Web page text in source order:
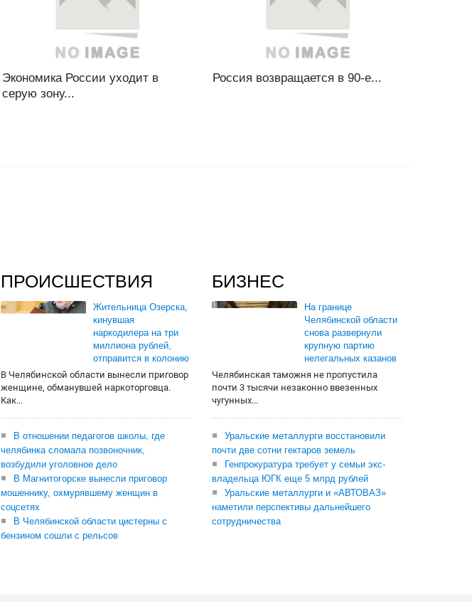
Экономика России уходит в
серую зону...
Россия возвращается в 90-е...
ПРОИСШЕСТВИЯ
Жительница Озерска,
кинувшая
наркодилера на три
миллиона рублей,
отправится в колонию
В Челябинской области вынесли приговор
женщине, обманувшей наркоторговца.
Как...
В отношении педагогов школы, где
челябинка сломала позвоночник,
возбудили уголовное дело
В Магнитогорске вынесли приговор
мошеннику, охмурявшему женщин в
соцсетях
В Челябинской области цистерны с
бензином сошли с рельсов
БИЗНЕС
На границе
Челябинской области
снова развернули
крупную партию
нелегальных казанов
Челябинская таможня не пропустила
почти 3 тысячи незаконно ввезенных
чугунных...
Уральские металлурги восстановили
почти две сотни гектаров земель
Генпрокуратура требует у семьи экс-
владельца ЮГК еще 5 млрд рублей
Уральские металлурги и «АВТОВАЗ»
наметили перспективы дальнейшего
сотрудничества